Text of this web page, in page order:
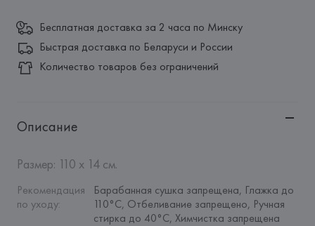
Бесплатная доставка за 2 часа по Минску
Быстрая доставка по Беларуси и России
Количество товаров без ограничений
Описание
Размер: 110 х 14 см.
Рекомендация
по уходу:
Барабанная сушка запрещена, Глажка до
110°C, Отбеливание запрещено, Ручная
стирка до 40°C, Химчистка запрещена